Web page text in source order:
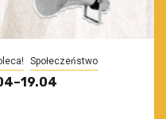
Społeczeństwo